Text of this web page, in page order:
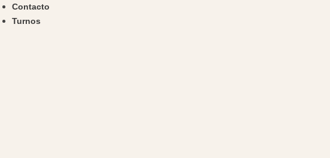
Contacto
Turnos